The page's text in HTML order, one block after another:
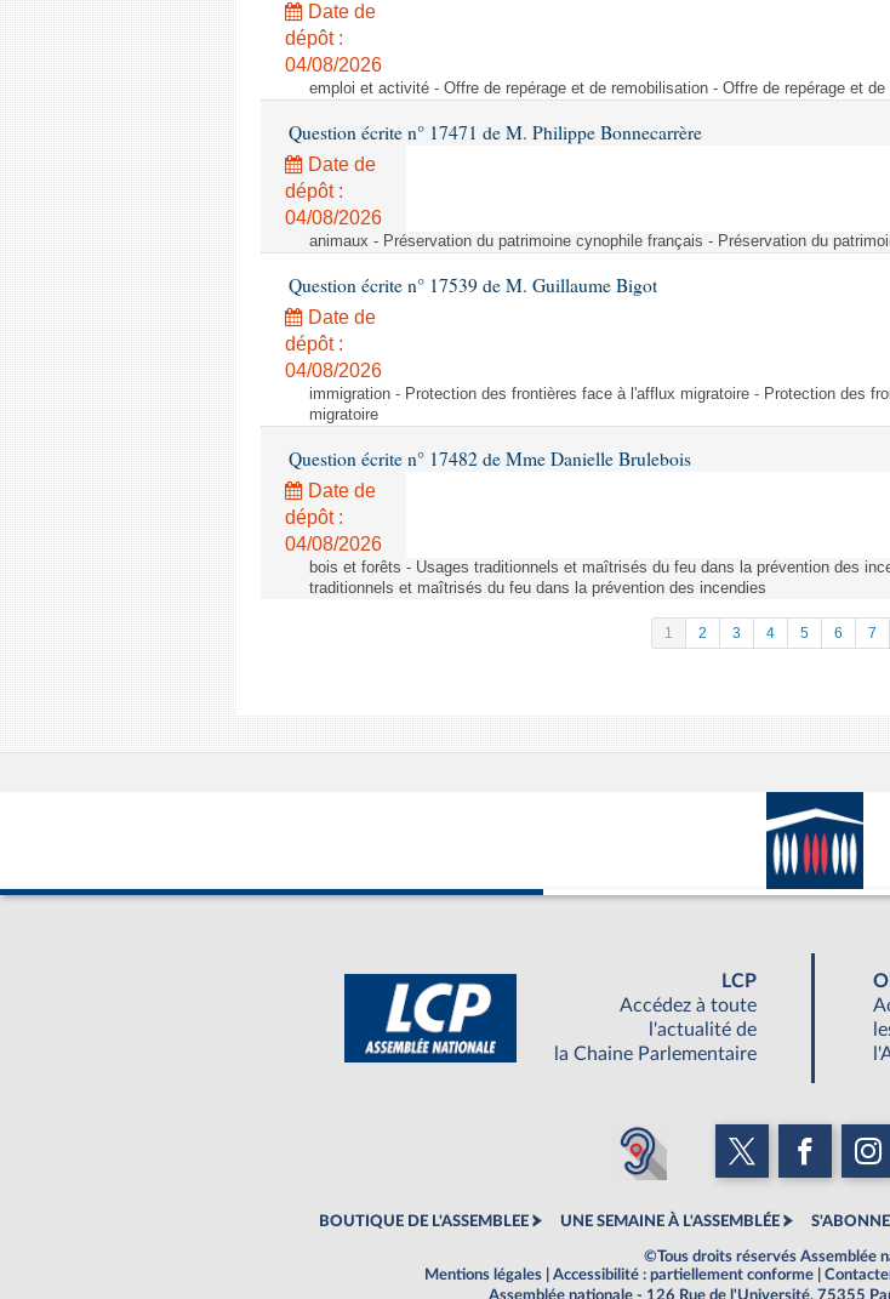
Date de
dépôt :
04/08/2026
emploi et activité - Offre de repérage et de remobilisation - Offre de repérage et de
Question écrite n° 17471 de M. Philippe Bonnecarrère
Date de
dépôt :
04/08/2026
animaux - Préservation du patrimoine cynophile français - Préservation du
Question écrite n° 17539 de M. Guillaume Bigot
Date de
dépôt :
04/08/2026
immigration - Protection des frontières face à l'afflux migratoire - Protection des
migratoire
Question écrite n° 17482 de Mme Danielle Brulebois
Date de
dépôt :
04/08/2026
bois et forêts - Usages traditionnels et maîtrisés du feu dans la prévention des
traditionnels et maîtrisés du feu dans la prévention des incendies
1 2 3 4 5 6 7
LCP
Accédez à toute
l'actualité de
la Chaine Parlementaire
BOUTIQUE DE L'ASSEMBLEE UNE SEMAINE À L'ASSEMBLÉE
©Tous droits réservés Assemblée
Mentions légales
Accessibilité : partiellement conforme
Assemblée nationale - 126 Rue de l'Université, 75355